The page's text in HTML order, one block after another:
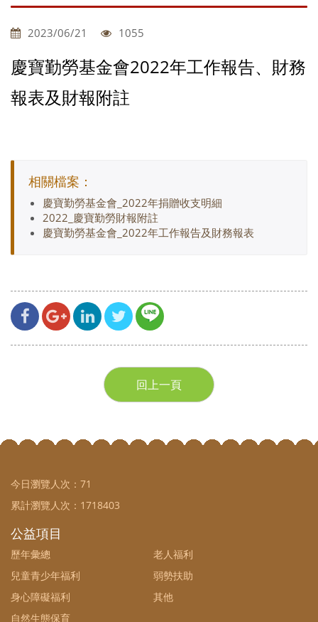
2023/06/21 1055
慶寶勤勞基金會2022年工作報告、財務
報表及財報附註
相關檔案：
慶寶勤勞基金會_2022年捐贈收支明細
2022_慶寶勤勞財報附註
慶寶勤勞基金會_2022年工作報告及財務報表
回上一頁
今日瀏覽人次： 71
累計瀏覽人次： 1718403
公益項目
歷年彙總
老人福利
兒童青少年福利
弱勢扶助
身心障礙福利
其他
自然生態保育